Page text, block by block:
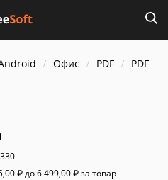
Офис PDF
PDF
₽ до 6 499,00 ₽ за товар